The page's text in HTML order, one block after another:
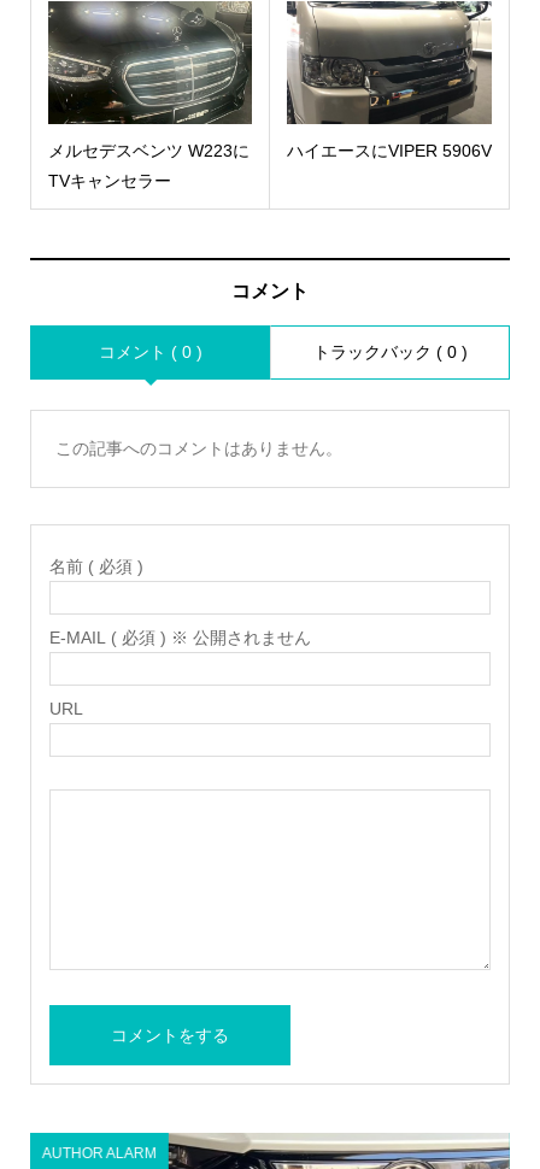
メルセデスベンツ W223に
TVキャンセラー
ハイエースにVIPER 5906V
コメント
コメント ( 0 ) トラックバック ( 0 )
この記事へのコメントはありません。
名前 ( 必須 )
E-MAIL ( 必須 ) ※ 公開されません
URL
AUTHOR ALARM